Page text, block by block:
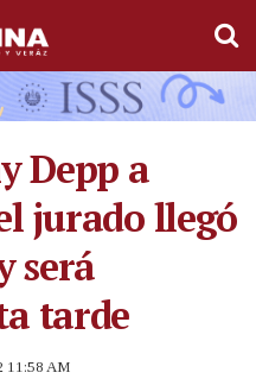
Depp a
jurado llegó
será
tarde
11:58 AM